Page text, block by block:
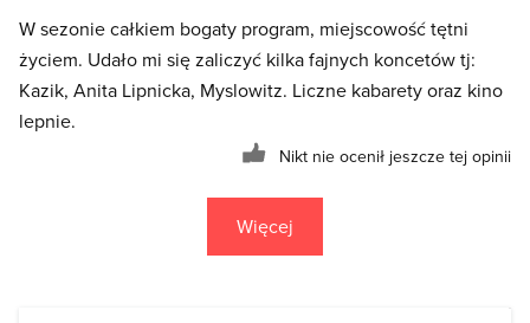
W sezonie całkiem bogaty program, miejscowość tętni
życiem. Udało mi się zaliczyć kilka fajnych koncetów tj:
Kazik, Anita Lipnicka, Myslowitz. Liczne kabarety oraz kino
lepnie.
Nikt nie ocenił jeszcze tej opinii
Więcej